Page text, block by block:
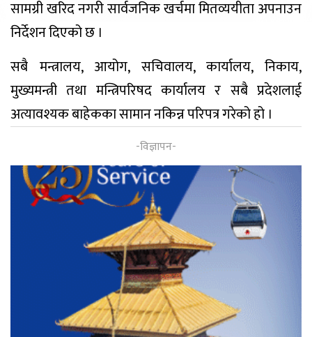
सामग्री खरिद नगरी सार्वजनिक खर्चमा मितव्ययीता अपनाउन
निर्देशन दिएको छ ।
सबै मन्त्रालय, आयोग, सचिवालय, कार्यालय, निकाय,
मुख्यमन्त्री तथा मन्त्रिपरिषद कार्यालय र सबै प्रदेशलाई
अत्यावश्यक बाहेकका सामान नकिन्न परिपत्र गरेको हो ।